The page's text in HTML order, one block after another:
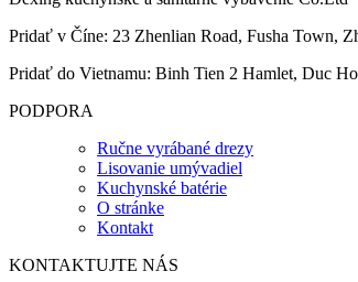
Pridať v Číne: 23 Zhenlian Road, Fusha Town,
Pridať do Vietnamu: Binh Tien 2 Hamlet, Duc
PODPORA
Ručne vyrábané drezy
Lisovanie umývadiel
Kuchynské batérie
O stránke
Kontakt
KONTAKTUJTE NÁS